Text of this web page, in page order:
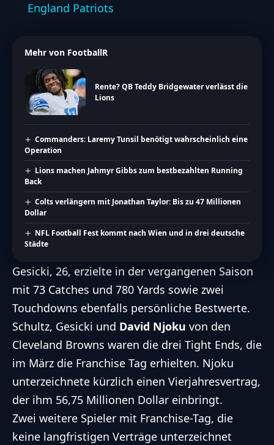
England Patriots
Mehr von FootballR
Rente? QB Teddy Bridgewater verlässt die
Lions
Commanders: Laremy Tunsil benötigt wahrscheinlich eine
Operation
Lions machen Jahmyr Gibbs zum bestbezahlten Running
Back
Colts verlängern mit Jonathan Taylor: Bis zu 47 Millionen
Dollar
NFL Football Fest kommt nach Wien und in drei deutsche
Städte
Gesicki, 26, erzielte in der vergangenen Saison
mit 73 Catches und 780 Yards sowie zwei
Touchdowns ebenfalls persönliche Bestwerte.
Schultz, Gesicki und David Njoku von den
Cleveland Browns waren die drei Tight Ends, die
im März die Franchise Tag erhielten. Njoku
unterzeichnete kürzlich einen Vierjahresvertrag,
der ihm 56,75 Millionen Dollar einbringt.
Zwei weitere Spieler mit Franchise-Tag, die
keine langfristigen Verträge unterzeichnet